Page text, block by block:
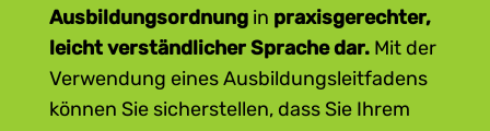
Ausbildungsordnungin praxisgerechter,
leicht verständlicher Sprache dar. Mit der
Verwendung einesAusbildungsleitfadens
können Sie sicherstellen, dass Sie Ihrem